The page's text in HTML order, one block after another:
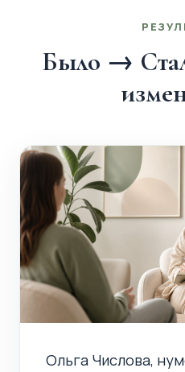
Было →
Ольга Числова,